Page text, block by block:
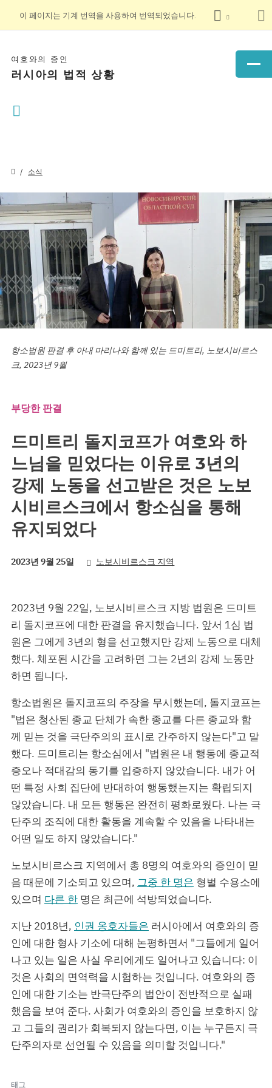
이 페이지는 기계 번역을 사용하여 번역되었습니다.
여호와의 증인
러시아의 법적 상황
소식
항소법원 판결 후 아내 마리나와 함께 있는 드미트리, 노보시비르스
크, 2023년 9월
부당한 판결
드미트리 돌지코프가 여호와 하
느님을 믿었다는 이유로 3년의
강제 노동을 선고받은 것은 노보
시비르스크에서 항소심을 통해
유지되었다
2023년 9월 25일 노보시비르스크 지역
2023년 9월 22일, 노보시비르스크 지방 법원은 드미트
리 돌지코프에 대한 판결을 유지했습니다. 앞서 1심 법
원은 그에게 3년의 형을 선고했지만 강제 노동으로 대체
했다. 체포된 시간을 고려하면 그는 2년의 강제 노동만
하면 됩니다.
항소법원은 돌지코프의 주장을 무시했는데, 돌지코프는
"법은 청산된 종교 단체가 속한 종교를 다른 종교와 함
께 믿는 것을 극단주의의 표시로 간주하지 않는다"고 말
했다. 드미트리는 항소심에서 "법원은 내 행동에 종교적
증오나 적대감의 동기를 입증하지 않았습니다. 내가 어
떤 특정 사회 집단에 반대하여 행동했는지는 확립되지
않았습니다. 내 모든 행동은 완전히 평화로웠다. 나는 극
단주의 조직에 대한 활동을 계속할 수 있음을 나타내는
어떤 일도 하지 않았습니다."
노보시비르스크 지역에서 총 8명의 여호와의 증인이 믿
음 때문에 기소되고 있으며, 그중 한 명은 형벌 수용소에
있으며 다른 한 명은 최근에 석방되었습니다.
지난 2018년, 인권 옹호자들은 러시아에서 여호와의 증
인에 대한 형사 기소에 대해 논평하면서 "그들에게 일어
나고 있는 일은 사실 우리에게도 일어나고 있습니다: 이
것은 사회의 면역력을 시험하는 것입니다. 여호와의 증
인에 대한 기소는 반극단주의 법안이 전반적으로 실패
했음을 보여 준다. 사회가 여호와의 증인을 보호하지 않
고 그들의 권리가 회복되지 않는다면, 이는 누구든지 극
단주의자로 선언될 수 있음을 의미할 것입니다."
태그